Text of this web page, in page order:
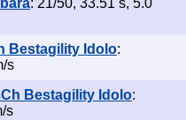
: 21/50, 33.51 s, 5.0
Bestagility Idolo:
s
Bestagility Idolo:
s